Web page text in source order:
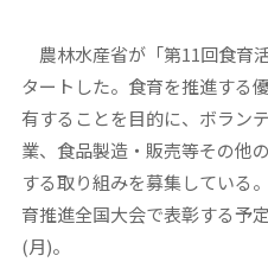
農林水産省が「第11回食育
タートした。食育を推進する
有することを目的に、ボラン
業、食品製造・販売等その他
する取り組みを募集している
育推進全国大会で表彰する予
(月)。